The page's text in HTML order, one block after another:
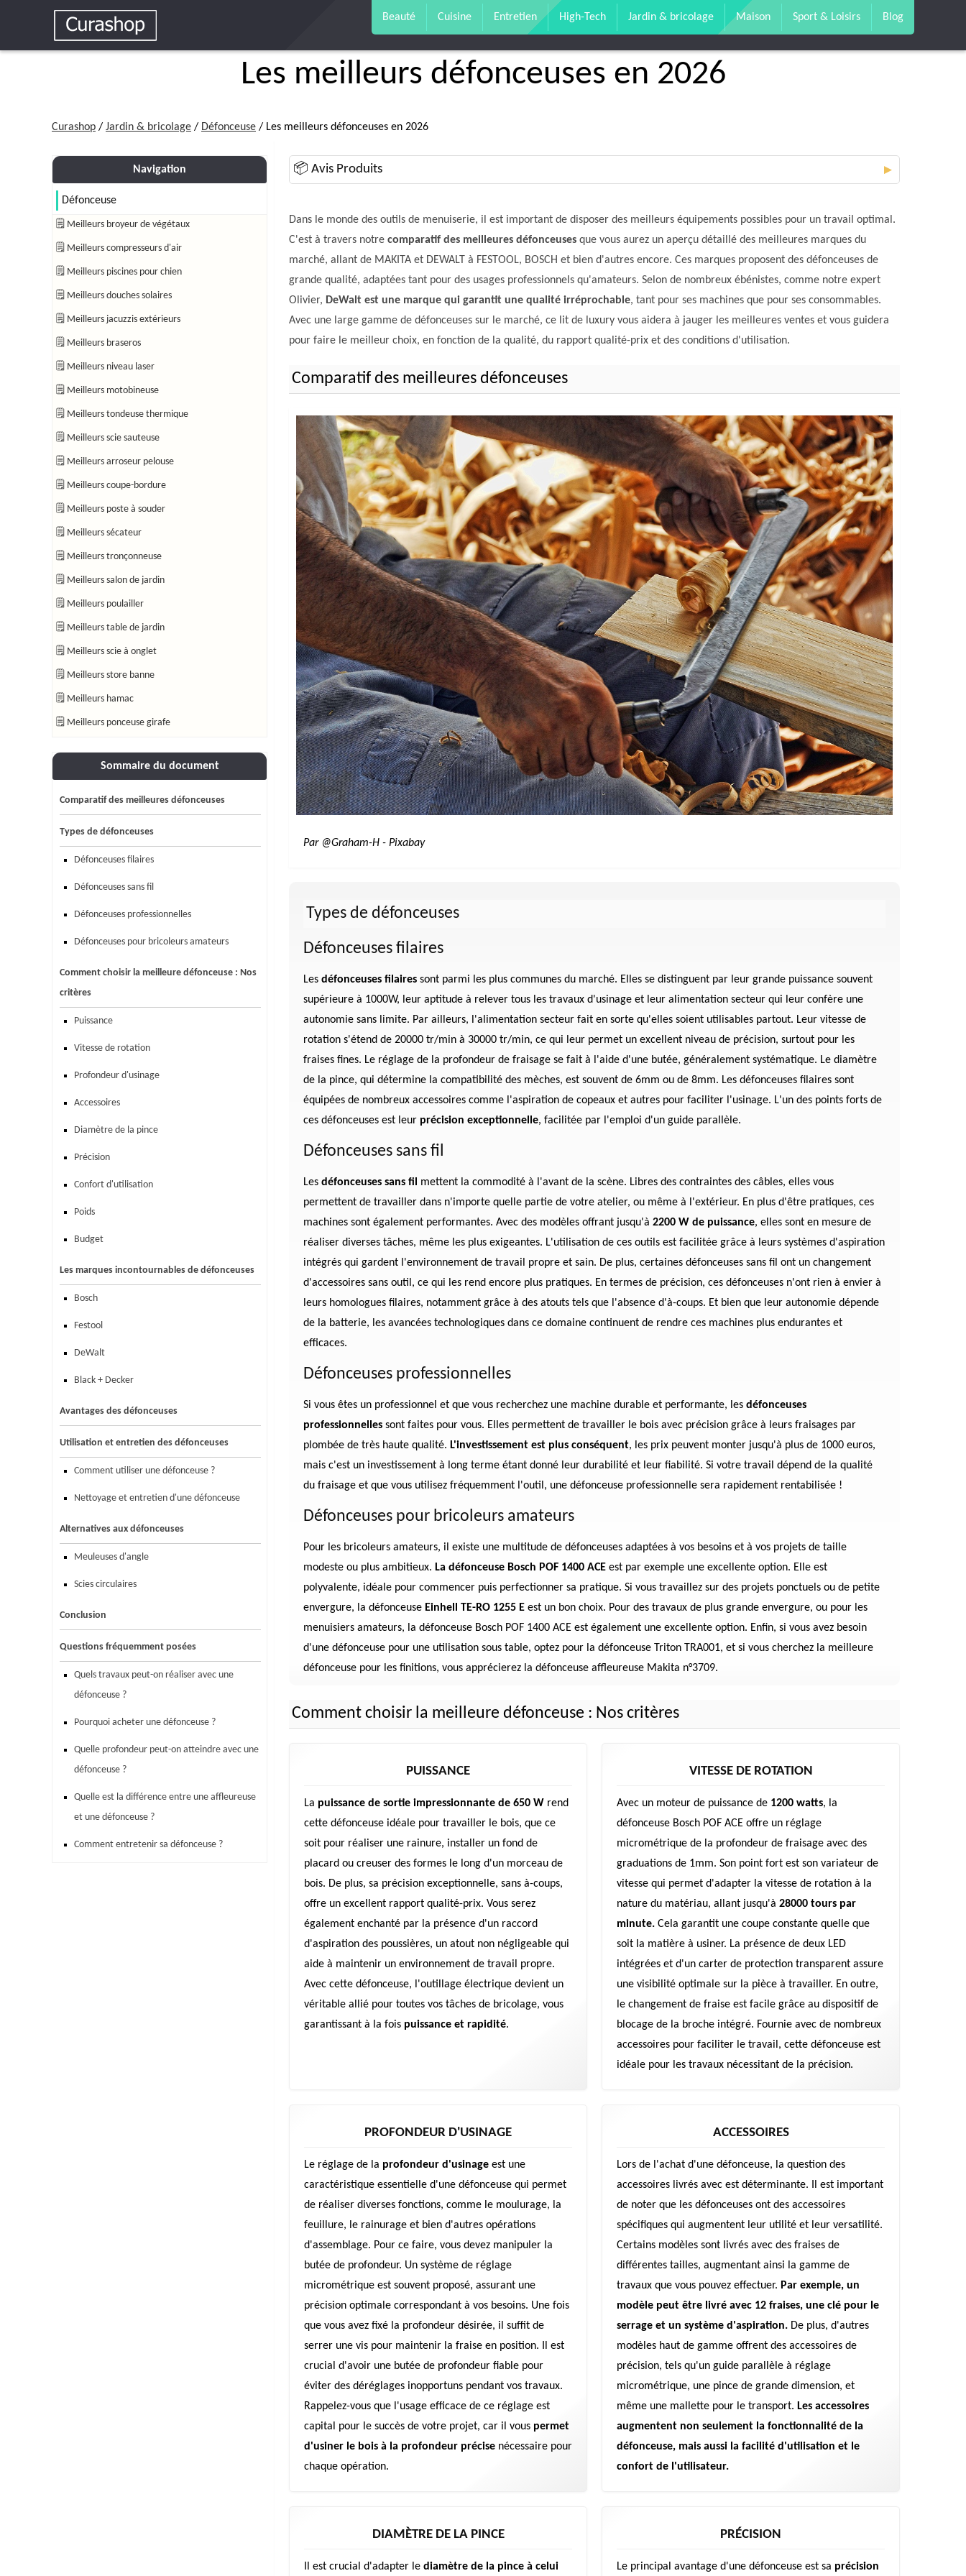
Beauté Cuisine Entretien High-Tech Jardin & bricolage Maison Sport & Loisirs Blog
Les meilleurs défonceuses en 2026
Curashop / Jardin & bricolage / Défonceuse / Les meilleurs défonceuses en 2026
📦 Avis Produits ▼
Dans le monde des outils de menuiserie, il est important de disposer des meilleurs équipements possibles pour un travail optimal.
C'est à travers notre comparatif des meilleures défonceuses que vous aurez un aperçu détaillé des meilleures marques du
marché, allant de MAKITA et DEWALT à FESTOOL, BOSCH et bien d'autres encore. Ces marques proposent des défonceuses de
grande qualité, adaptées tant pour des usages professionnels qu'amateurs. Selon de nombreux ébénistes, comme notre expert
Olivier, DeWalt est une marque qui garantit une qualité irréprochable, tant pour ses machines que pour ses consommables.
Avec une large gamme de défonceuses sur le marché, ce lit de luxury vous aidera à jauger les meilleures ventes et vous guidera
pour faire le meilleur choix, en fonction de la qualité, du rapport qualité-prix et des conditions d'utilisation.
Comparatif des meilleures défonceuses
Par @Graham-H - Pixabay
Types de défonceuses
Défonceuses filaires
Les défonceuses filaires sont parmi les plus communes du marché. Elles se distinguent par leur grande puissance souvent
supérieure à 1000W, leur aptitude à relever tous les travaux d'usinage et leur alimentation secteur qui leur confère une
autonomie sans limite. Par ailleurs, l'alimentation secteur fait en sorte qu'elles soient utilisables partout. Leur vitesse de
rotation s'étend de 20000 tr/min à 30000 tr/min, ce qui leur permet un excellent niveau de précision, surtout pour les
fraises fines. Le réglage de la profondeur de fraisage se fait à l'aide d'une butée, généralement systématique. Le diamètre
de la pince, qui détermine la compatibilité des mèches, est souvent de 6mm ou de 8mm. Les défonceuses filaires sont
équipées de nombreux accessoires comme l'aspiration de copeaux et autres pour faciliter l'usinage. L'un des points forts de
ces défonceuses est leur précision exceptionnelle, facilitée par l'emploi d'un guide parallèle.
Défonceuses sans fil
Les défonceuses sans fil
mettent la commodité à l'avant de la scène. Libres des contraintes des câbles, elles vous
permettent de travailler dans n'importe quelle partie de votre atelier, ou même à l'extérieur. En plus d'être pratiques, ces
machines sont également performantes. Avec des modèles offrant jusqu'à 2200 W de puissance, elles sont en mesure de
réaliser diverses tâches, même les plus exigeantes. L'utilisation de ces outils est facilitée grâce à leurs systèmes d'aspiration
intégrés qui gardent l'environnement de travail propre et sain. De plus, certaines défonceuses sans fil ont un changement
d'accessoires sans outil, ce qui les rend encore plus pratiques. En termes de précision, ces défonceuses n'ont rien à envier à
leurs homologues filaires, notamment grâce à des atouts tels que l'absence d'à-coups. Et bien que leur autonomie dépende
de la batterie, les avancées technologiques dans ce domaine continuent de rendre ces machines plus endurantes et
efficaces.
Défonceuses professionnelles
Si vous êtes un professionnel et que vous recherchez une machine durable et performante, les défonceuses
professionnelles sont faites pour vous. Elles permettent de travailler le bois avec précision grâce à leurs fraisages par
plombée de très haute qualité. L'investissement est plus conséquent, les prix peuvent monter jusqu'à plus de 1000 euros,
mais c'est un investissement à long terme étant donné leur durabilité et leur fiabilité. Si votre travail dépend de la qualité
du fraisage et que vous utilisez fréquemment l'outil, une défonceuse professionnelle sera rapidement rentabilisée !
Défonceuses pour bricoleurs amateurs
Pour les bricoleurs amateurs, il existe une multitude de défonceuses adaptées à vos besoins et à vos projets de taille
modeste ou plus ambitieux. La défonceuse Bosch POF 1400 ACE est par exemple une excellente option. Elle est
polyvalente, idéale pour commencer puis perfectionner sa pratique. Si vous travaillez sur des projets ponctuels ou de petite
envergure, la défonceuse Einhell TE-RO 1255 E est un bon choix. Pour des travaux de plus grande envergure, ou pour les
menuisiers amateurs, la défonceuse Bosch POF 1400 ACE est également une excellente option. Enfin, si vous avez besoin
d'une défonceuse pour une utilisation sous table, optez pour la défonceuse Triton TRA001, et si vous cherchez la meilleure
défonceuse pour les finitions, vous apprécierez la défonceuse affleureuse Makita n°3709.
Comment choisir la meilleure défonceuse : Nos critères
PUISSANCE
La puissance de sortie impressionnante de 650 W rend
cette défonceuse idéale pour travailler le bois, que ce
soit pour réaliser une rainure, installer un fond de
placard ou creuser des formes le long d'un morceau de
bois. De plus, sa précision exceptionnelle, sans à-coups,
offre un excellent rapport qualité-prix. Vous serez
également enchanté par la présence d'un raccord
d'aspiration des poussières, un atout non négligeable qui
aide à maintenir un environnement de travail propre.
Avec cette défonceuse, l'outillage électrique devient un
véritable allié pour toutes vos tâches de bricolage, vous
garantissant à la fois puissance et rapidité.
VITESSE DE ROTATION
Avec un moteur de puissance de 1200 watts, la
défonceuse Bosch POF ACE offre un réglage
micrométrique de la profondeur de fraisage avec des
graduations de 1mm. Son point fort est son variateur de
vitesse qui permet d'adapter la vitesse de rotation à la
nature du matériau, allant jusqu'à 28000 tours par
minute. Cela garantit une coupe constante quelle que
soit la matière à usiner. La présence de deux LED
intégrées et d'un carter de protection transparent assure
une visibilité optimale sur la pièce à travailler. En outre,
le changement de fraise est facile grâce au dispositif de
blocage de la broche intégré. Fournie avec de nombreux
accessoires pour faciliter le travail, cette défonceuse est
idéale pour les travaux nécessitant de la précision.
PROFONDEUR D'USINAGE
Le réglage de la profondeur d'usinage est une
caractéristique essentielle d'une défonceuse qui permet
de réaliser diverses fonctions, comme le moulurage, la
feuillure, le rainurage et bien d'autres opérations
d'assemblage. Pour ce faire, vous devez manipuler la
butée de profondeur. Un système de réglage
micrométrique est souvent proposé, assurant une
précision optimale correspondant à vos besoins. Une fois
que vous avez fixé la profondeur désirée, il suffit de
serrer une vis pour maintenir la fraise en position. Il est
crucial d'avoir une butée de profondeur fiable pour
éviter des déréglages inopportuns pendant vos travaux.
Rappelez-vous que l'usage efficace de ce réglage est
capital pour le succès de votre projet, car il vous permet
d'usiner le bois à la profondeur précise nécessaire pour
chaque opération.
ACCESSOIRES
Lors de l'achat d'une défonceuse, la question des
accessoires livrés avec est déterminante. Il est important
de noter que les défonceuses ont des accessoires
spécifiques qui augmentent leur utilité et leur versatilité.
Certains modèles sont livrés avec des fraises de
différentes tailles, augmentant ainsi la gamme de
travaux que vous pouvez effectuer. Par exemple, un
modèle peut être livré avec 12 fraises, une clé pour le
serrage et un système d'aspiration. De plus, d'autres
modèles haut de gamme offrent des accessoires de
précision, tels qu'un guide parallèle à réglage
micrométrique, une pince de grande dimension, et
même une mallette pour le transport. Les accessoires
augmentent non seulement la fonctionnalité de la
défonceuse, mais aussi la facilité d'utilisation et le
confort de l'utilisateur.
DIAMÈTRE DE LA PINCE
Il est crucial d'adapter le diamètre de la pince à celui
PRÉCISION
Le principal avantage d'une défonceuse est sa précision
Navigation
Défonceuse
🗒 Meilleurs broyeur de végétaux
🗒 Meilleurs compresseurs d'air
🗒 Meilleurs piscines pour chien
🗒 Meilleurs douches solaires
🗒 Meilleurs jacuzzis extérieurs
🗒 Meilleurs braseros
🗒 Meilleurs niveau laser
🗒 Meilleurs motobineuse
🗒 Meilleurs tondeuse thermique
🗒 Meilleurs scie sauteuse
🗒 Meilleurs arroseur pelouse
🗒 Meilleurs coupe-bordure
🗒 Meilleurs poste à souder
🗒 Meilleurs sécateur
🗒 Meilleurs tronçonneuse
🗒 Meilleurs salon de jardin
🗒 Meilleurs poulailler
🗒 Meilleurs table de jardin
🗒 Meilleurs scie à onglet
🗒 Meilleurs store banne
🗒 Meilleurs hamac
🗒 Meilleurs ponceuse girafe
Sommaire du document
Comparatif des meilleures défonceuses
Types de défonceuses
Défonceuses filaires
Défonceuses sans fil
Défonceuses professionnelles
Défonceuses pour bricoleurs amateurs
Comment choisir la meilleure défonceuse : Nos
critères
Puissance
Vitesse de rotation
Profondeur d'usinage
Accessoires
Diamètre de la pince
Précision
Confort d'utilisation
Poids
Budget
Les marques incontournables de défonceuses
Bosch
Festool
DeWalt
Black + Decker
Avantages des défonceuses
Utilisation et entretien des défonceuses
Comment utiliser une défonceuse ?
Nettoyage et entretien d'une défonceuse
Alternatives aux défonceuses
Meuleuses d'angle
Scies circulaires
Conclusion
Questions fréquemment posées
Quels travaux peut-on réaliser avec une
défonceuse ?
Pourquoi acheter une défonceuse ?
Quelle profondeur peut-on atteindre avec une
défonceuse ?
Quelle est la différence entre une affleureuse
et une défonceuse ?
Comment entretenir sa défonceuse ?